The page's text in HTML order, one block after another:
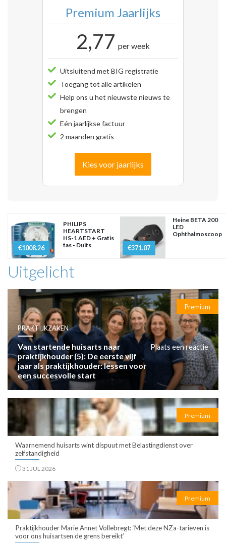
Premium Jaarlijks
2,77 per week
Uitsluitend met BIG registratie
Toegang tot alle artikelen
Help ons u het nieuwste nieuws te
brengen
Eén jaarlijkse factuur
2 maanden gratis
Kies voor jaarlijks
€1008.26
PHILIPS
HEARTSTART
HS-1 AED + Gratis
tas - Duits
€371.07
Heine BETA 200
LED
Ophthalmoscoop
Uitgelicht
Premium
PRAKTIJKZAKEN
Van startende huisarts naar
praktijkhouder (5): De eerste vijf
jaar als praktijkhouder: lessen voor
een succesvolle start
Plaats een reactie
Premium
Waarnemend huisarts wint dispuut met Belastingdienst over
zelfstandigheid
31 JUL 2026
Premium
Praktijkhouder Marie Annet Vollebregt: ‘Met deze NZa-tarieven is
voor ons huisartsen de grens bereikt’